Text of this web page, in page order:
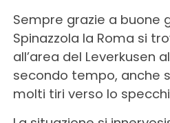
Sempre grazie a buone
Spinazzola la Roma si
all’area del Leverkusen
secondo tempo, anche
molti tiri verso lo